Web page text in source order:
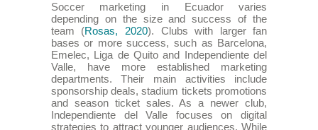
Soccer marketing in Ecuador varies
depending on the size and success of the
team (Rosas, 2020). Clubs with larger fan
bases or more success, such as Barcelona,
Emelec, Liga de Quito and Independiente del
Valle, have more established marketing
departments. Their main activities include
sponsorship deals, stadium tickets promotions
and season ticket sales. As a newer club,
Independiente del Valle focuses on digital
strategies to attract younger audiences. While